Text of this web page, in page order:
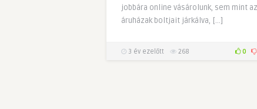
jobbára online vásárolunk, sem mint az
áruházak boltjait járkálva, […]
3 év ezelőtt 268 0